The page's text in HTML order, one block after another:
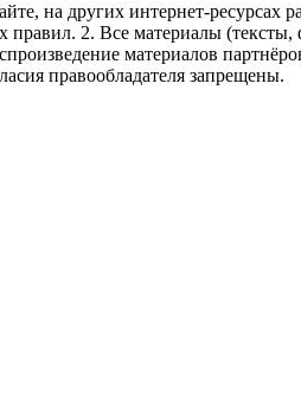
на других интернет-ресурсах
правил. 2. Все материалы (тексты,
материалов
правообладателя запрещены.